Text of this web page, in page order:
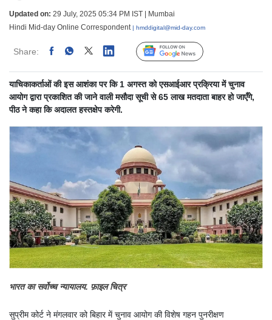
Updated on: 29 July, 2025 05:34 PM IST | Mumbai
Hindi Mid-day Online Correspondent | hmddigital@mid-day.com
Share: Linked Follow Us
याचिकाकर्ताओं की इस आशंका पर कि 1 अगस्त को एसआईआर प्रक्रिया में चुनाव
आयोग द्वारा प्रकाशित की जाने वाली मसौदा सूची से 65 लाख मतदाता बाहर हो जाएँगे,
पीठ ने कहा कि अदालत हस्तक्षेप करेगी.
भारत का सर्वोच्च न्यायालय. फ़ाइल चित्र
सुप्रीम कोर्ट ने मंगलवार को बिहार में चुनाव आयोग की विशेष गहन पुनरीक्षण